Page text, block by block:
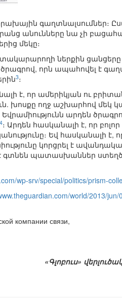
գաղտնալսումներ։
անունները նա չի
մեկը։
ներքին
որն ապահովել է
3։
է, որ ամերիկյան ու
խոսքը ողջ աշխարհով մեկ
Եվրամիությունն արդեն
4։ Արդեն հասկանալի է, որ
Եվ հասկանալի է,
կորցրել է
է գտնեն պատասխաններ
wp-srv/special/politics/prism-
world/2013/
компании связи,
«Գլոբուս»